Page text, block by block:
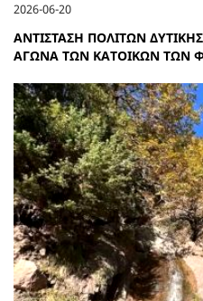
2026-06-20
ΑΝΤΙΣΤΑΣΗ ΠΟΛΙΤΩΝ
ΑΓΩΝΑ ΤΩΝ ΚΑΤΟΙΚΩΝ ΤΩΝ